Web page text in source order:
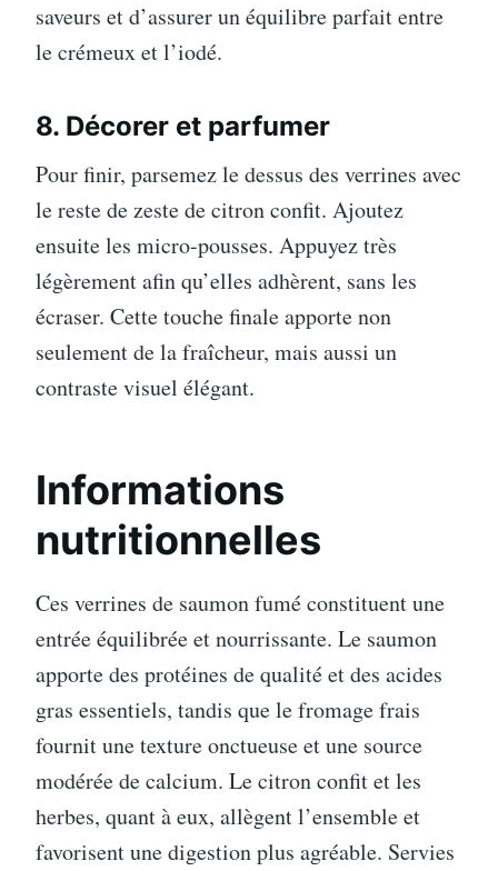
saveurs et d’assurer un équilibre parfait entre
le crémeux et l’iodé.
8. Décorer et parfumer
Pour finir, parsemez le dessus des verrines avec
le reste de zeste de citron confit. Ajoutez
ensuite les micro-pousses. Appuyez très
légèrement afin qu’elles adhèrent, sans les
écraser. Cette touche finale apporte non
seulement de la fraîcheur, mais aussi un
contraste visuel élégant.
Informations
nutritionnelles
Ces verrines de saumon fumé constituent une
entrée équilibrée et nourrissante. Le saumon
apporte des protéines de qualité et des acides
gras essentiels, tandis que le fromage frais
fournit une texture onctueuse et une source
modérée de calcium. Le citron confit et les
herbes, quant à eux, allègent l’ensemble et
favorisent une digestion plus agréable. Servies